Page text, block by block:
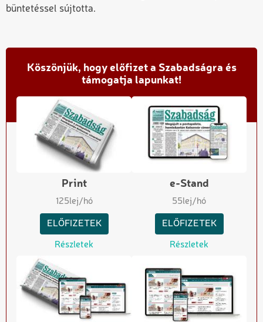
büntetéssel sújtotta.
Köszönjük, hogy előfizet a Szabadságra és
támogatja lapunkat!
Print
125lej/hó
ELŐFIZETEK
Részletek
e-Stand
55lej/hó
ELŐFIZETEK
Részletek